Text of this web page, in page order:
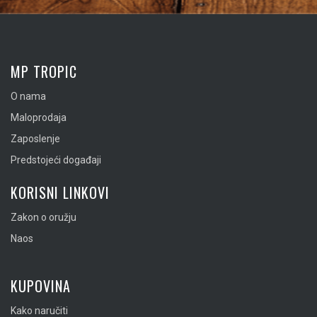
MP TROPIC
O nama
Maloprodaja
Zaposlenje
Predstojeći događaji
KORISNI LINKOVI
Zakon o oružju
Naos
KUPOVINA
Kako naručiti